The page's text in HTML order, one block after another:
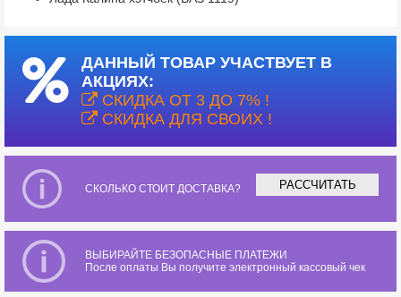
ДАННЫЙ ТОВАР УЧАСТВУЕТ В
АКЦИЯХ:
СКИДКА ОТ 3 ДО 7% !
СКИДКА ДЛЯ СВОИХ !
СКОЛЬКО СТОИТ ДОСТАВКА? РАССЧИТАТЬ
ВЫБИРАЙТЕ БЕЗОПАСНЫЕ ПЛАТЕЖИ
После оплаты Вы получите электронный кассовый чек